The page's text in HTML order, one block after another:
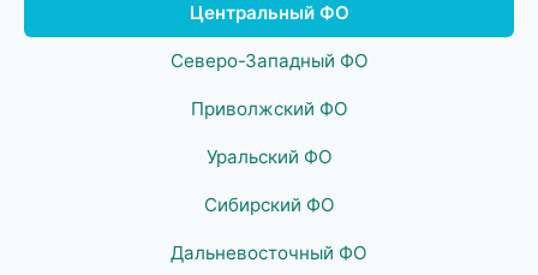
Центральный ФО
Северо-Западный ФО
Приволжский ФО
Уральский ФО
Сибирский ФО
Дальневосточный ФО